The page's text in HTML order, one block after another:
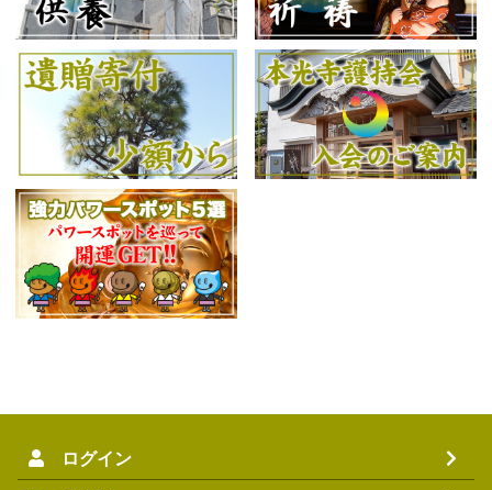
ログイン